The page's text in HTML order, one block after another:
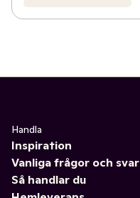
Handla
Inspiration
Vanliga frågor och svar
Så handlar du